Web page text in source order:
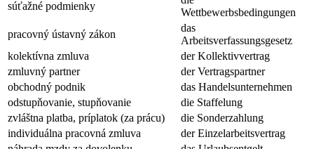
súťažné podmienky
Wettbewerbsbedingungen
pracovný ústavný zákon
das
Arbeitsverfassungsgesetz
kolektívna zmluva
der Kollektivvertrag
zmluvný partner
der Vertragspartner
obchodný podnik
das Handelsunternehmen
odstupňovanie, stupňovanie
die Staffelung
zvláštna platba, príplatok (za prácu)
die Sonderzahlung
individuálna pracovná zmluva
der Einzelarbeitsvertrag